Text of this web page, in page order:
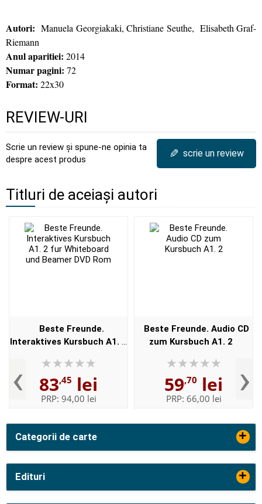
Categorii de carte +
Edituri +
Autori: Manuela Georgiakaki, Christiane Seuthe, Elisabeth Graf-
Riemann
Anul aparitiei: 2014
Numar pagini: 72
Format: 22x30
REVIEW-URI
Scrie un review și spune-ne opinia ta
despre acest produs
✎ scrie un review
Titluri de aceiași autori
‹
Beste Freunde.
Interaktives Kursbuch A1. 2
DVD Rom
83,45 lei
PRP: 94,00 lei
Beste Freunde. Audio CD
zum Kursbuch A1. 2
59,70 lei
PRP: 66,00 lei ›